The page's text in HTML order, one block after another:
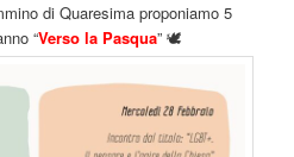
di Quaresima proponiamo 5
“Verso la Pasqua” 🕊️